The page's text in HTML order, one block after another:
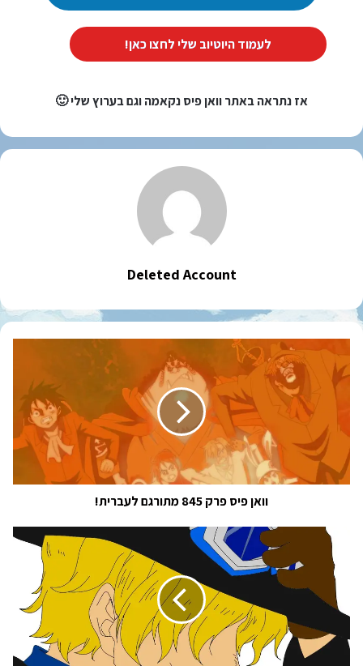
לעמוד היוטיוב שלי לחצו כאן!
אז נתראה באתר וואן פיס נקאמה וגם בערוץ שלי 🙂
Deleted Account
פיס
פרק
845
מתורגם
לעברית!
וואן פיס פרק 845 מתורגם לעברית!
פיס
צ'אפטר
912
מתורגם
לעברית!